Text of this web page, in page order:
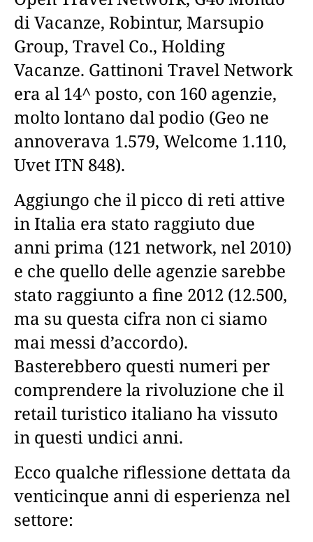
di Vacanze, Robintur, Marsupio
Group, Travel Co., Holding
Vacanze. Gattinoni Travel Network
era al 14^ posto, con 160 agenzie,
molto lontano dal podio (Geo ne
annoverava 1.579, Welcome 1.110,
Uvet ITN 848).
Aggiungo che il picco di reti attive
in Italia era stato raggiuto due
anni prima (121 network, nel 2010)
e che quello delle agenzie sarebbe
stato raggiunto a fine 2012 (12.500,
ma su questa cifra non ci siamo
mai messi d’accordo).
Basterebbero questi numeri per
comprendere la rivoluzione che il
retail turistico italiano ha vissuto
in questi undici anni.
Ecco qualche riflessione dettata da
venticinque anni di esperienza nel
settore: